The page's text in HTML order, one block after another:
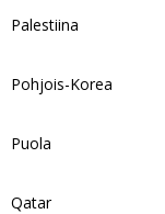
Palestiina
Pohjois-Korea
Puola
Qatar